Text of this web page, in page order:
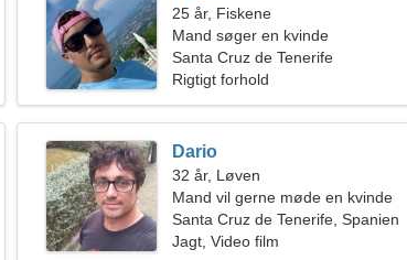
25 år, Fiskene
Mand søger en kvinde
Santa Cruz de Tenerife
Rigtigt forhold
Dario
32 år, Løven
Mand vil gerne møde en kvinde
Santa Cruz de Tenerife, Spanien
Jagt, Video film